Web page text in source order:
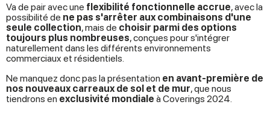
Va de pair avec une flexibilité fonctionnelle accrue, avec la
possibilité de ne pas s'arrêter aux combinaisons d'une
seule collection, mais de choisir parmi des options
toujours plus nombreuses, conçues pour s'intégrer
naturellement dans les différents environnements
commerciaux et résidentiels.
Ne manquez donc pas la présentation en avant-première de
nos nouveaux carreaux de sol et de mur, que nous
tiendrons en exclusivité mondiale à Coverings 2024.